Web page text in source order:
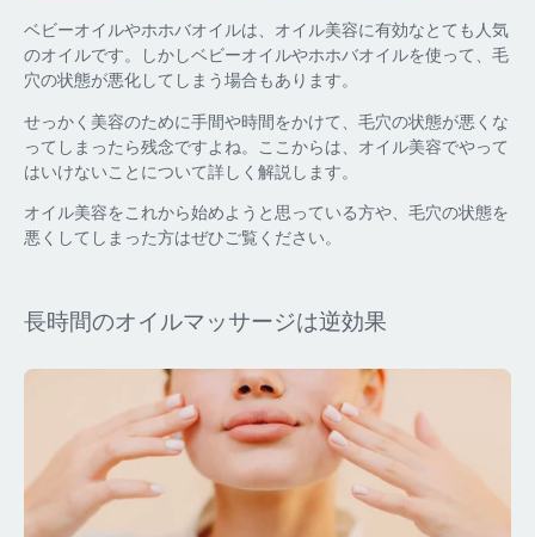
ベビーオイルやホホバオイルは、オイル美容に有効なとても人気
のオイルです。しかしベビーオイルやホホバオイルを使って、毛
穴の状態が悪化してしまう場合もあります。
せっかく美容のために手間や時間をかけて、毛穴の状態が悪くな
ってしまったら残念ですよね。ここからは、オイル美容でやって
はいけないことについて詳しく解説します。
オイル美容をこれから始めようと思っている方や、毛穴の状態を
悪くしてしまった方はぜひご覧ください。
長時間のオイルマッサージは逆効果